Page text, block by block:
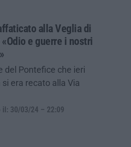
alla Veglia di
«Odio e guerre i nostri
del Pontefice che ieri
si era recato alla Via
il: 30/03/24 – 22:09